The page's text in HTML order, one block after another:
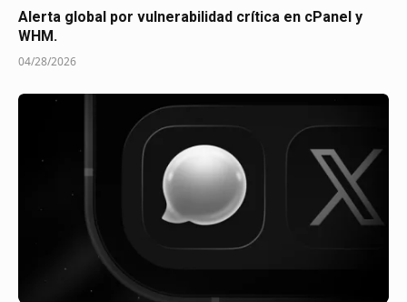
Alerta global por vulnerabilidad crítica en cPanel y
WHM.
04/28/2026